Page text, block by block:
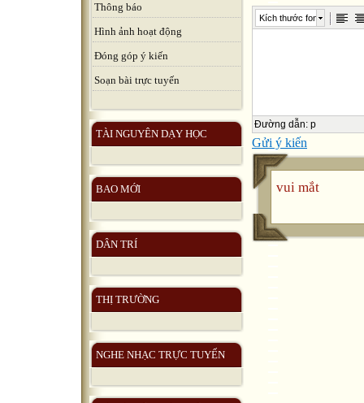
Thông báo
Hình ảnh hoạt động
Đóng góp ý kiến
Soạn bài trực tuyến
TÀI NGUYÊN DẠY HỌC
BAO MỚI
DÂN TRÍ
THỊ TRƯỜNG
NGHE NHẠC TRỰC TUYẾN
Kích thước font
Đường dẫn: p
Gửi ý kiến
vui mắt